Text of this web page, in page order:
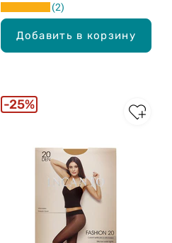
Добавить в корзину
2
25%